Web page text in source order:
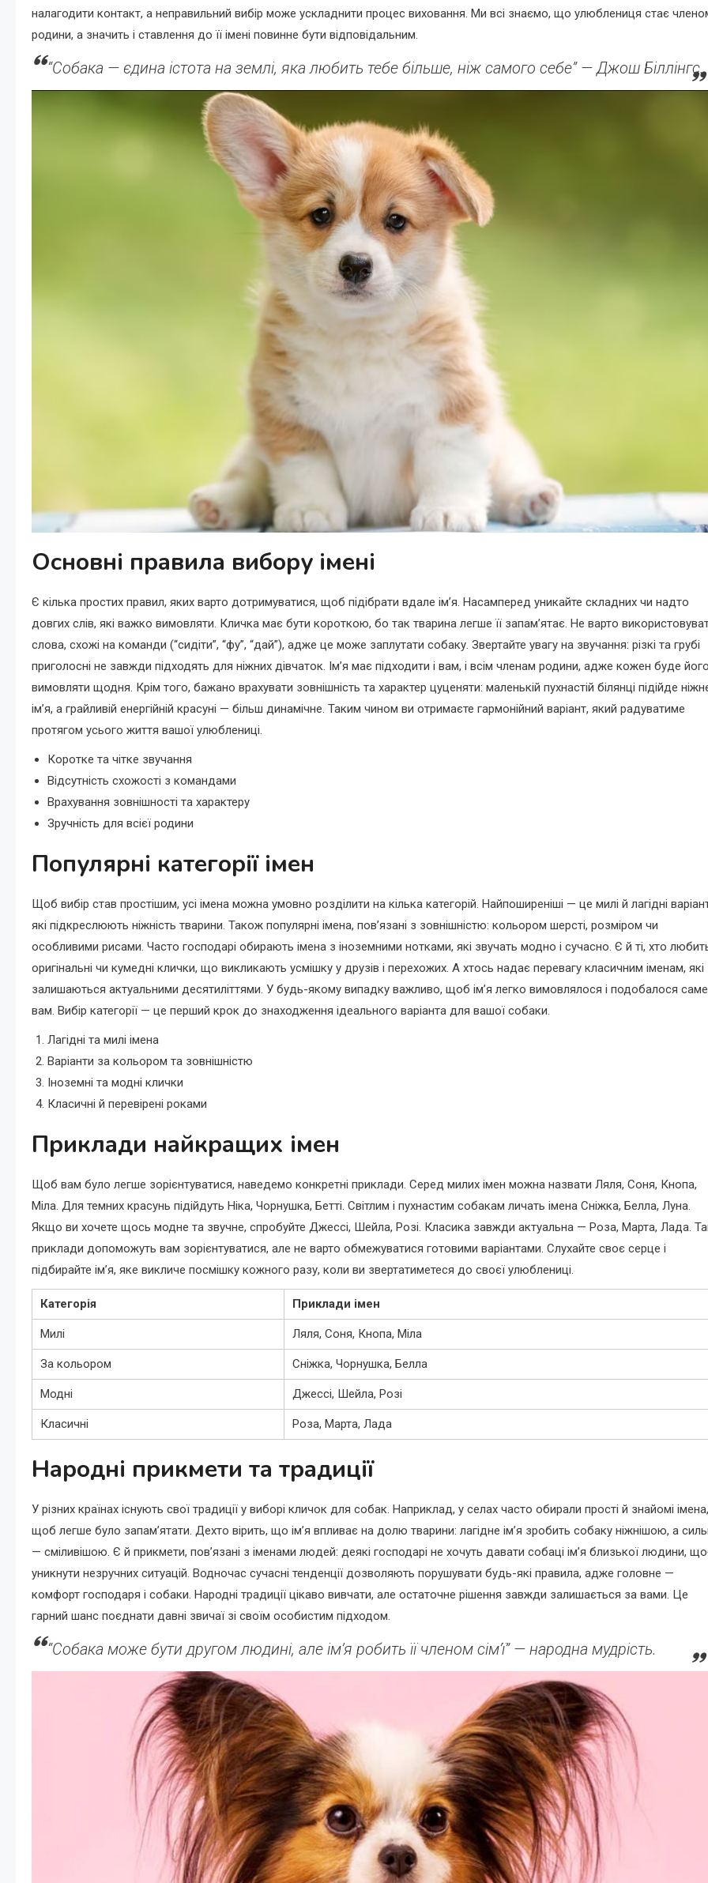
налагодити контакт, а неправильний вибір може ускладнити процес виховання. Ми всі знаємо, що улюблениця стає
родини, а значить і ставлення до її імені повинне бути відповідальним.
“Собака — єдина істота на землі, яка любить тебе більше, ніж самого себе” — Джош Біллінгс.
Основні правила вибору імені
Є кілька простих правил, яких варто дотримуватися, щоб підібрати вдале ім’я. Насамперед уникайте складних чи надто
довгих слів, які важко вимовляти. Кличка має бути короткою, бо так тварина легше її запам’ятає. Не варто
слова, схожі на команди (“сидіти”, “фу”, “дай”), адже це може заплутати собаку. Звертайте увагу на звучання: різкі та грубі
приголосні не завжди підходять для ніжних дівчаток. Ім’я має підходити і вам, і всім членам родини, адже кожен буде
вимовляти щодня. Крім того, бажано врахувати зовнішність та характер цуценяти: маленькій пухнастій білянці підійде
ім’я, а грайливій енергійній красуні — більш динамічне. Таким чином ви отримаєте гармонійний варіант, який радуватиме
протягом усього життя вашої улюблениці.
Коротке та чітке звучання
Відсутність схожості з командами
Врахування зовнішності та характеру
Зручність для всієї родини
Популярні категорії імен
Щоб вибір став простішим, усі імена можна умовно розділити на кілька категорій. Найпоширеніші — це милі й лагідні
які підкреслюють ніжність тварини. Також популярні імена, пов’язані з зовнішністю: кольором шерсті, розміром чи
особливими рисами. Часто господарі обирають імена з іноземними нотками, які звучать модно і сучасно. Є й ті, хто
оригінальні чи кумедні клички, що викликають усмішку у друзів і перехожих. А хтось надає перевагу класичним іменам, які
залишаються актуальними десятиліттями. У будь-якому випадку важливо, щоб ім’я легко вимовлялося і подобалося саме
вам. Вибір категорії — це перший крок до знаходження ідеального варіанта для вашої собаки.
Лагідні та милі імена
Варіанти за кольором та зовнішністю
Іноземні та модні клички
Класичні й перевірені роками
Приклади найкращих імен
Щоб вам було легше зорієнтуватися, наведемо конкретні приклади. Серед милих імен можна назвати Ляля, Соня, Кнопа,
Міла. Для темних красунь підійдуть Ніка, Чорнушка, Бетті. Світлим і пухнастим собакам личать імена Сніжка, Белла, Луна.
Якщо ви хочете щось модне та звучне, спробуйте Джессі, Шейла, Розі. Класика завжди актуальна — Роза, Марта, Лада.
приклади допоможуть вам зорієнтуватися, але не варто обмежуватися готовими варіантами. Слухайте своє серце і
підбирайте ім’я, яке викличе посмішку кожного разу, коли ви звертатиметеся до своєї улюблениці.
Категорія Приклади імен
Милі Ляля, Соня, Кнопа, Міла
За кольором Сніжка, Чорнушка, Белла
Модні Джессі, Шейла, Розі
Класичні Роза, Марта, Лада
Народні прикмети та традиції
У різних країнах існують свої традиції у виборі кличок для собак. Наприклад, у селах часто обирали прості й знайомі імена,
щоб легше було запам’ятати. Дехто вірить, що ім’я впливає на долю тварини: лагідне ім’я зробить собаку ніжнішою, а
— сміливішою. Є й прикмети, пов’язані з іменами людей: деякі господарі не хочуть давати собаці ім’я близької людини,
уникнути незручних ситуацій. Водночас сучасні тенденції дозволяють порушувати будь-які правила, адже головне —
комфорт господаря і собаки. Народні традиції цікаво вивчати, але остаточне рішення завжди залишається за вами. Це
гарний шанс поєднати давні звичаї зі своїм особистим підходом.
“Собака може бути другом людині, але ім’я робить її членом сім’ї” — народна мудрість.